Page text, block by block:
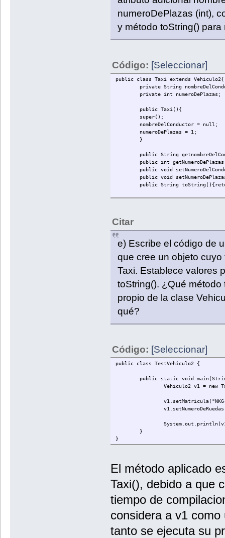
numeroDePlazas (int),
y método toString()
Código: [Seleccionar]
public class Taxi extends Vehiculo2{
private String
private int numeroDePlazas;
public Taxi(){
super();
nombreDelConductor = null;
numeroDePlazas = 1;
}
public String
public int
public void
public void
public String
}
Citar
e) Escribe el código de
que cree un objeto
Taxi. Establece valores
toString(). ¿Qué
propio de la clase
qué?
Código: [Seleccionar]
public class TestVehiculo2 {
public static void
Vehiculo2 v1 = new
}
}
El método aplicado
Taxi(), debido a que
tiempo de
considera a v1
tanto se ejecuta su